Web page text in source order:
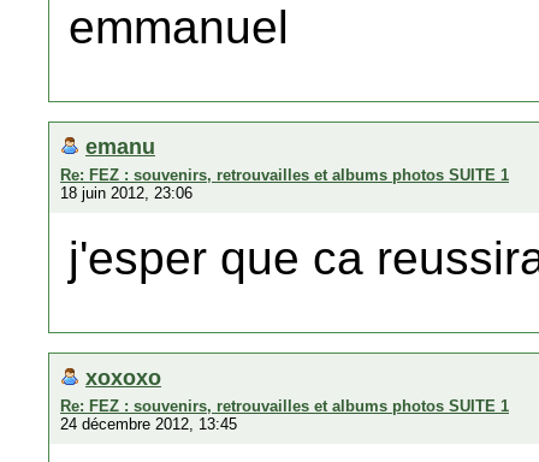
emmanuel
emanu
Re: FEZ : souvenirs, retrouvailles et albums photos SUITE 1
18 juin 2012, 23:06
j'esper que ca
xoxoxo
Re: FEZ : souvenirs, retrouvailles et albums photos SUITE 1
24 décembre 2012, 13:45